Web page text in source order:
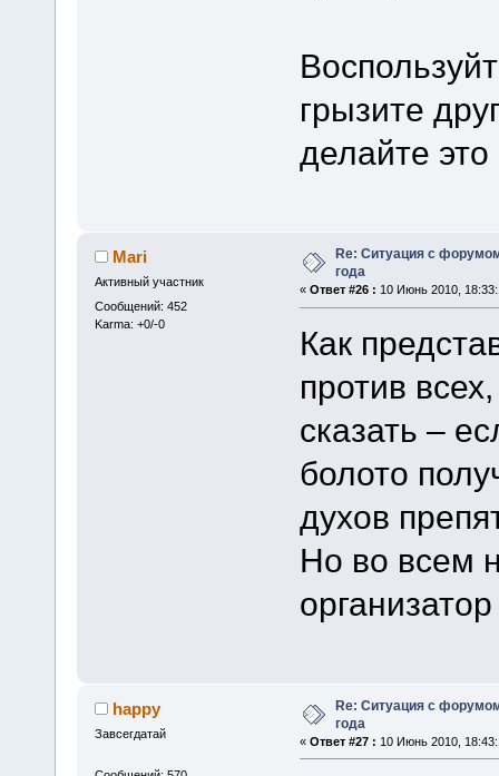
грызите
делайте
Mari
Активный участник
Сообщений: 452
Karma: +0/-0
Re: Ситуация с
года
« Ответ #26 : 10 Июнь 2010,
Как
против
сказать –
болото
духов
Но во всем
happy
Завсегдатай
Re: Ситуация с
года
« Ответ #27 : 10 Июнь 2010,